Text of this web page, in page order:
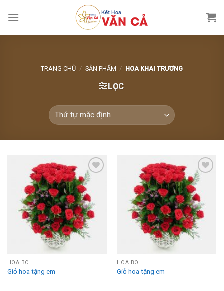
TRANG CHỦ / SẢN PHẨM / HOA KHAI TRƯƠNG
LỌC
Add to
Wishlist
HOA BÓ
Giỏ hoa tặng em
Add to
Wishlist
HOA BÓ
Giỏ hoa tặng em